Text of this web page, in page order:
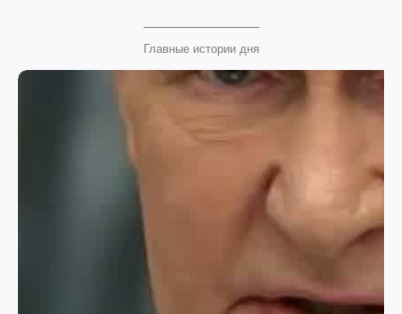
Главные истории дня